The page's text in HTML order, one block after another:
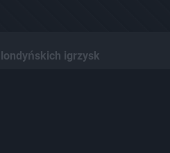
igrzysk